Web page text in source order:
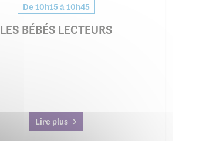
De 10h15 à 10h45
LES BÉBÉS LECTEURS
Lire plus